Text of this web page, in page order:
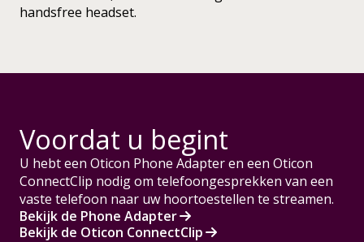
handsfree headset.
Voordat u begint
U hebt een Oticon Phone Adapter en een Oticon
ConnectClip nodig om telefoongesprekken van een
vaste telefoon naar uw hoortoestellen te streamen.
Bekijk de Phone Adapter
Bekijk de Oticon ConnectClip